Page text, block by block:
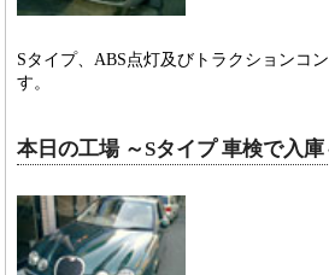
Sタイプ、ABS点灯及びトラクションコ
す。
本日の工場 ～Sタイプ 車検で入庫